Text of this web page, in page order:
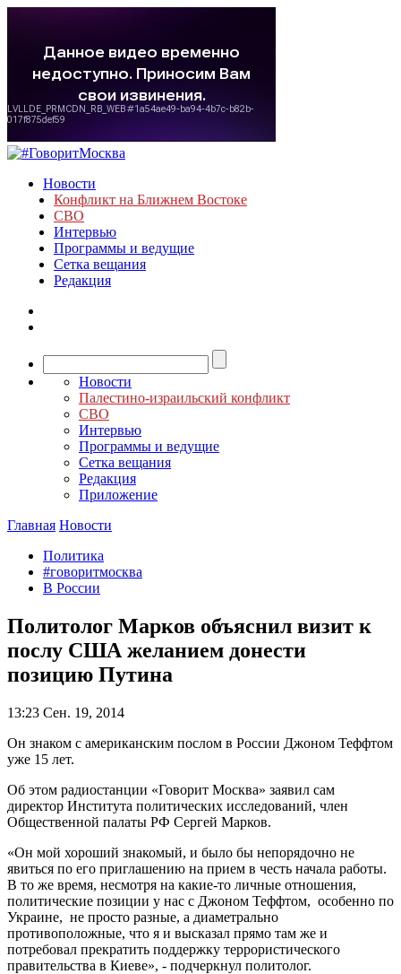
Новости
Конфликт на Ближнем Востоке
СВО
Интервью
Программы и ведущие
Сетка вещания
Редакция
Новости
Палестино-израильский конфликт
СВО
Интервью
Программы и ведущие
Сетка вещания
Редакция
Приложение
Главная Новости
Политика
#говоритмосква
В России
Политолог Марков объяснил визит к
послу США желанием донести
позицию Путина
13:23 Сен. 19, 2014
Он знаком с американским послом в России Джоном Теффтом
уже 15 лет.
Об этом радиостанции «Говорит Москва» заявил сам
директор Института политических исследований, член
Общественной палаты РФ Сергей Марков.
«Он мой хороший знакомый, и было бы непорядочно не
явиться по его приглашению на прием в честь начала работы.
В то же время, несмотря на какие-то личные отношения,
политические позиции у нас с Джоном Теффтом, особенно по
Украине, не просто разные, а диаметрально
противоположные, что я и высказал прямо там же и
потребовал прекратить поддержку террористического
правительства в Киеве», - подчеркнул политолог.